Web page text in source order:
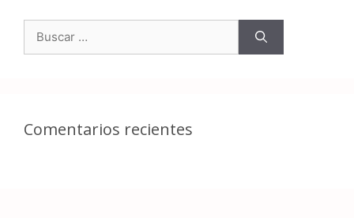
Comentarios recientes